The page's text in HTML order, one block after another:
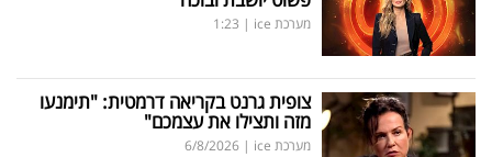
מערכת ice |
1:23
צופית גרנט בקריאה דרמטית: "תימנעו
מזה ותצילו את עצמכם"
מערכת ice |
6/8/2026